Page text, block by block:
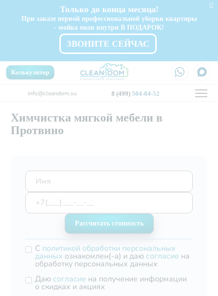
Только до конца месяца!
При заказе первой профессиональной уборки квартиры
- мойка окон внутри В ПОДАРОК!
ЗВОНИТЕ СЕЙЧАС
info@cleandom.su 8 (499) 504-04-52
Калькулятор
Химчистка мягкой мебели в
Протвино
С политикой обработки персональных
данных ознакомлен(-а) и даю согласие на
обработку персональных данных
Даю согласие на получение информации
о скидках и акциях